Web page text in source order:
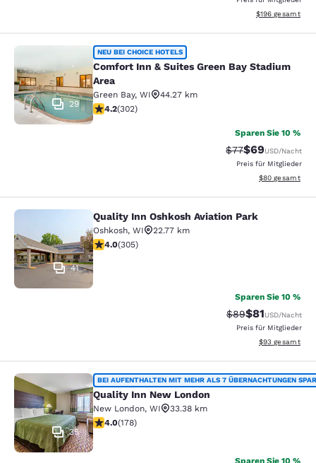
Geschätzte
$196 gesamt
Comfort Inn & Suites Green Bay
29
NEU BEI CHOICE HOTELS
Comfort Inn & Suites Green Bay Stadium
Area
Green Bay, WI
44.27 km
4.19-Sterne-Bewertung. Sehr gut. 302 Bewertungen
4.2(302)
Sparen Sie 10 %
$77Vergünstigter
$69USD/Nacht
Preis für Mitglieder
Geschätzte
$80 gesamt
Quality Inn Oshkosh Aviation Park
41
Quality Inn Oshkosh Aviation Park
Oshkosh, WI
22.77 km
4.01-Sterne-Bewertung. Sehr gut. 305 Bewertungen
4.0(305)
Sparen Sie 10 %
$89Vergünstigter
$81USD/Nacht
Preis für Mitglieder
Geschätzte
$93 gesamt
Quality Inn New London
35
BEI AUFENTHALTEN MIT MEHR ALS 7 ÜBERNACHTUNGEN
Quality Inn New London
New London, WI
33.38 km
4.03-Sterne-Bewertung. Sehr gut. 178 Bewertungen
4.0(178)
Sparen Sie 10 %